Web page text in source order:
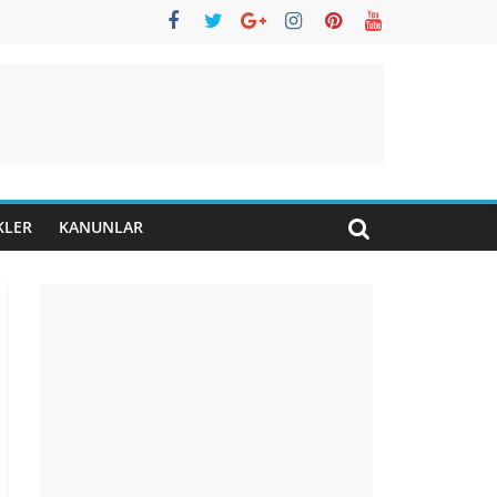
KANUNLAR